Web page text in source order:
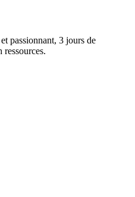
passionnant, 3 jours de
ressources.